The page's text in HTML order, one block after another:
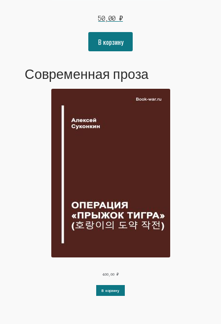
50,00₽
В корзину
Современная проза
400,00 ₽
В корзину